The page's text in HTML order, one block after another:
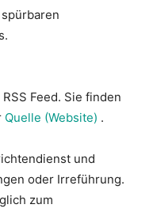
Feed. Sie finden
Quelle (Website) .
und
oder Irreführung.
zum